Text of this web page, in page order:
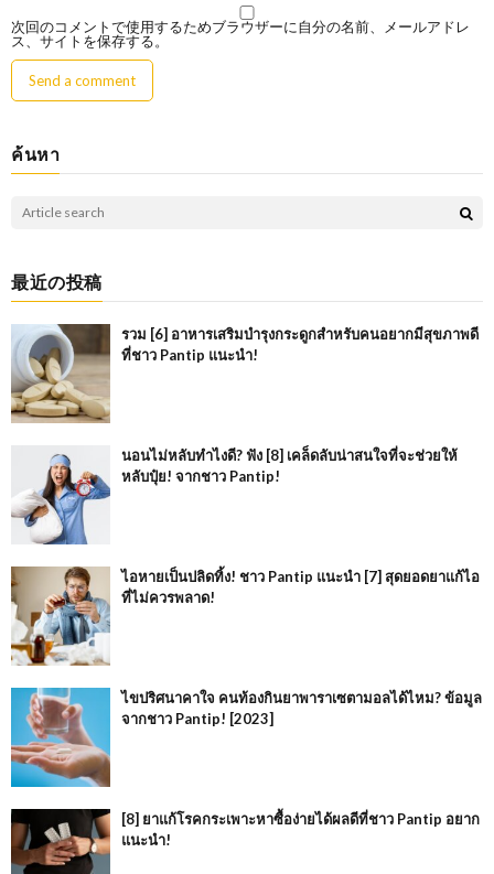
次回のコメントで使用するためブラウザーに自分の名前、メールアドレ
ス、サイトを保存する。
ค้นหา
最近の投稿
รวม [6] อาหารเสริมบำรุงกระดูกสำหรับคนอยากมีสุขภาพดี
ที่ชาว Pantip แนะนำ!
นอนไม่หลับทำไงดี? ฟัง [8] เคล็ดลับน่าสนใจที่จะช่วยให้
หลับปุ๋ย! จากชาว Pantip!
ไอหายเป็นปลิดทิ้ง! ชาว Pantip แนะนำ [7] สุดยอดยาแก้ไอ
ที่ไม่ควรพลาด!
ไขปริศนาคาใจ คนท้องกินยาพาราเซตามอลได้ไหม? ข้อมูล
จากชาว Pantip! [2023]
[8] ยาแก้โรคกระเพาะหาซื้อง่ายได้ผลดีที่ชาว Pantip อยาก
แนะนำ!